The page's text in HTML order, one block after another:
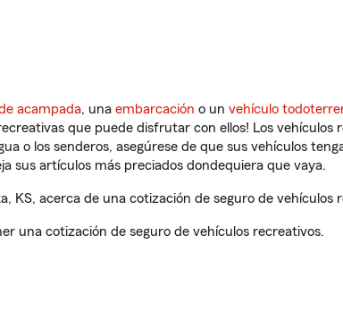
acampada, una embarcación o un vehículo
que puede disfrutar con ellos! Los vehículos
o los senderos, asegúrese de que sus vehículos
sus artículos más preciados dondequiera que vaya.
KS, acerca de una cotización de seguro de vehículos
una cotización de seguro de vehículos recreativos.